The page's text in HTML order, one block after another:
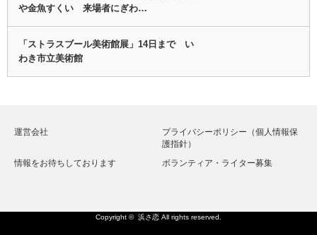
や金魚すくい 来場者にぎわ…
「ストラスブール美術館展」14日まで い
わき市立美術館
運営会社
プライバシーポリシー（個人情報保
護指針）
情報をお待ちしております
ボランティア・ライター募集
Copyright © 浜さ恋 All rights reserved.